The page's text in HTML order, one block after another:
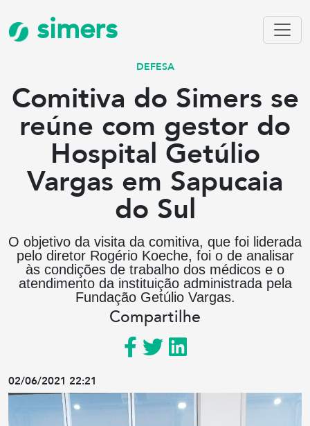
simers
DEFESA
Comitiva do Simers se
reúne com gestor do
Hospital Getúlio
Vargas em Sapucaia
do Sul
O objetivo da visita da comitiva, que foi liderada
pelo diretor Rogério Koeche, foi o de analisar
às condições de trabalho dos médicos e o
atendimento da instituição administrada pela
Fundação Getúlio Vargas.
Compartilhe
02/06/2021 22:21